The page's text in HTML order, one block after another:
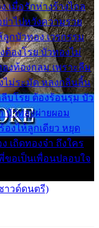
เมื่อรักห่างร้างไกล
าไปหวังความรวย
กบัวทอง เวรกรรม
ต้องโรย บัวทองไม่
งท้องกลม เพราะลืม
ไม่ระมัด หลงกลิ่นลิ้น
บโรย ต้องร้อนรุม บัว
บัวทองผ่ายผอม
องไห้ลูกเดียว หยุด
เถิดทองจ๋า ถึงใคร
ขอเป็นเพื่อนปลอบใจ
าวด์ดนตรี)